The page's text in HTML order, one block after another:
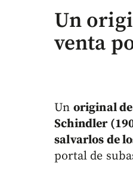
Un
venta
Un original
Schindler
salvarlos de
portal de